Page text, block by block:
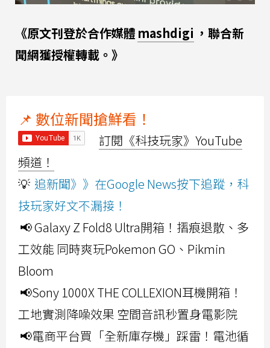
《原文刊登於合作媒體 mashdigi ，聯合新
聞網獲授權轉載。》
📌 數位新聞搶鮮看！
訂閱《科技玩家》YouTube
頻道！
💡 追新聞》》在Google News按下追蹤，科
技玩家好文不漏接！
📢 Galaxy Z Fold8 Ultra開箱！摺痕退散、多
工效能 同時爽玩Pokemon GO、Pikmin
Bloom
📢Sony 1000X THE COLLEXION耳機開箱！
工地實測降噪效果 空間音訊秒置身電影院
📢電商平台買「全新庫存機」踩雷！電池循